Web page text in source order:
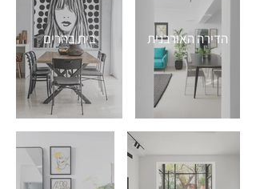
בית בהרים הדירה האורבנית